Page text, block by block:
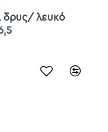
δρυς/ λευκό